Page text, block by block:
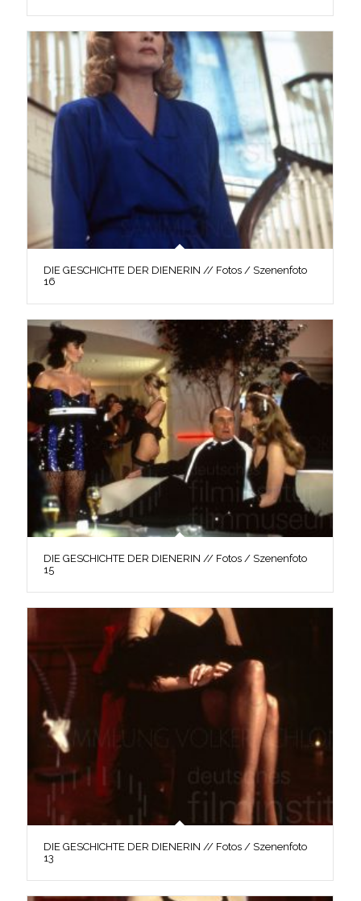
DIE GESCHICHTE DER DIENERIN // Fotos / Szenenfoto
16
DIE GESCHICHTE DER DIENERIN // Fotos / Szenenfoto
15
DIE GESCHICHTE DER DIENERIN // Fotos / Szenenfoto
13